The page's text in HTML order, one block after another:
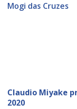
Mogi das Cruzes
Claudio Miyake
2020